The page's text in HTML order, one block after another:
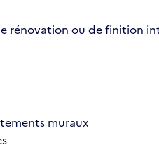
rénovation ou de finition
muraux